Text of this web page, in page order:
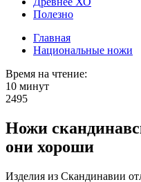
Полезно
Главная
Национальные ножи
Время на чтение:
10 минут
2495
Ножи
они хороши
Изделия из Скандинавии